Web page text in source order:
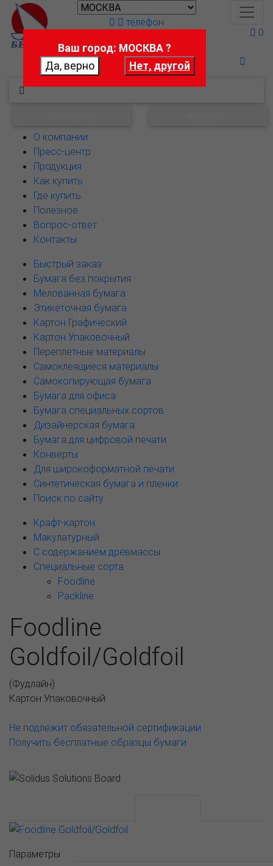
Поможем выбрать
телефон
0
О компании
Пресс-центр
Продукция
Как купить
Где купить
Полезное
Вопрос-ответ
Контакты
Быстрый заказ
Бумага без покрытия
Мелованная бумага
Этикеточная бумага
Картон Графический
Картон Упаковочный
Переплетные материалы
Самоклеящиеся материалы
Самокопирующая бумага
Бумага для офиса
Бумага специальных сортов
Дизайнерская бумага
Бумага для цифровой печати
Конверты
Для широкоформатной печати
Синтетическая бумага и пленки
Поиск по сайту
Крафт-картон
Макулатурный
С содержанием древмассы
Специальные сорта
Foodline
Packline
Foodline
Goldfoil/Goldfoil
(Фудлайн)
Картон Упаковочный
Не подлежит обязательной сертификации
Получить бесплатные образцы бумаги
Параметры
Ваш город: МОСКВА ?